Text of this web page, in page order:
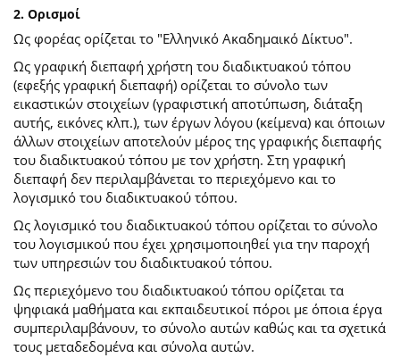
2. Ορισμοί
Ως φορέας ορίζεται το "Ελληνικό Ακαδημαικό Δίκτυο".
Ως γραφική διεπαφή χρήστη του διαδικτυακού τόπου
(εφεξής γραφική διεπαφή) ορίζεται το σύνολο των
εικαστικών στοιχείων (γραφιστική αποτύπωση, διάταξη
αυτής, εικόνες κλπ.), των έργων λόγου (κείμενα) και όποιων
άλλων στοιχείων αποτελούν μέρος της γραφικής διεπαφής
του διαδικτυακού τόπου με τον χρήστη. Στη γραφική
διεπαφή δεν περιλαμβάνεται το περιεχόμενο και το
λογισμικό του διαδικτυακού τόπου.
Ως λογισμικό του διαδικτυακού τόπου ορίζεται το σύνολο
του λογισμικού που έχει χρησιμοποιηθεί για την παροχή
των υπηρεσιών του διαδικτυακού τόπου.
Ως περιεχόμενο του διαδικτυακού τόπου ορίζεται τα
ψηφιακά μαθήματα και εκπαιδευτικοί πόροι με όποια έργα
συμπεριλαμβάνουν, το σύνολο αυτών καθώς και τα σχετικά
τους μεταδεδομένα και σύνολα αυτών.